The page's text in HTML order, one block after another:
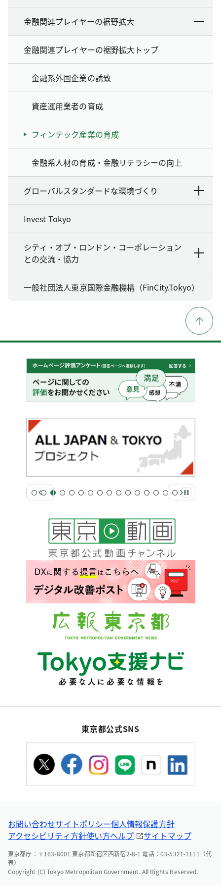
金融関連プレイヤーの裾野拡大
金融関連プレイヤーの裾野拡大トップ
金融系外国企業の誘致
資産運用業者の育成
フィンテック産業の育成
金融系人材の育成・金融リテラシーの向上
グローバルスタンダードな環境づくり
Invest Tokyo
シティ・オブ・ロンドン・コーポレーション
との交流・協力
一般社団法人東京国際金融機構（FinCity.Tokyo）
東京都公式SNS
お問い合わせサイトポリシー個人情報保護方針
アクセシビリティ方針使い方ヘルプ サイトマップ
東京都庁：〒163-8001 東京都新宿区西新宿2-8-1 電話：03-5321-1111（代
表）
Copyright (C) Tokyo Metropolitan Government. All Rights Reserved.